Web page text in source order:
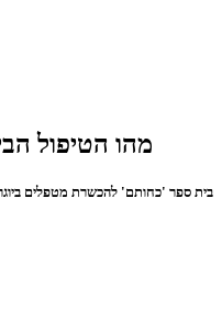
מהו הטיפול
בית ספר 'כחותם' להכשרת מטפלים